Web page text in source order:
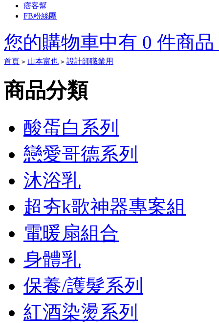
痞客幫
FB粉絲團
您的購物車中有 0 件商
Tory
Burch
On
Sale
Burch
Tory
boots
首頁 > 山本富也 > 設計師職業用
商品分類
酸蛋白系列
戀愛哥德系列
沐浴乳
超夯k歌神器專案組
電暖扇組合
身體乳
保養/護髮系列
紅酒染燙系列